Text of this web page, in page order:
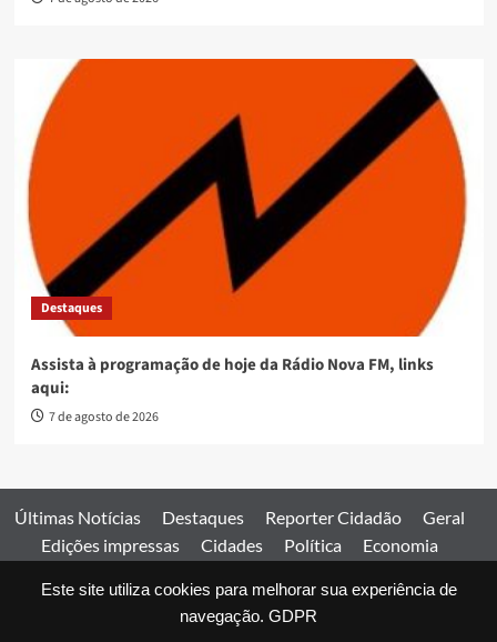
Este site utiliza cookies para melhorar sua experiência de
navegação. GDPR
Destaques
Assista à programação de hoje da Rádio Nova FM, links
aqui:
7 de agosto de 2026
Últimas Notícias Destaques Reporter Cidadão
Geral
Edições impressas
Cidades Política
Economia
Comercial
Edições impressas Expediente Home